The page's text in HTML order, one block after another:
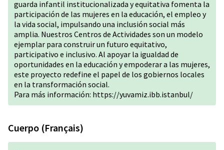
guarda infantil institucionalizada y equitativa fomenta la
participación de las mujeres en la educación, el empleo y
la vida social, impulsando una inclusión social más
amplia. Nuestros Centros de Actividades son un modelo
ejemplar para construir un futuro equitativo,
participativo e inclusivo. Al apoyar la igualdad de
oportunidades en la educación y empoderar a las mujeres,
este proyecto redefine el papel de los gobiernos locales
en la transformación social.
Para más información: https://yuvamiz.ibb.istanbul/
Cuerpo (Français)